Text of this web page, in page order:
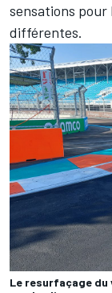
sensations
différentes.
Le resurfaçage du